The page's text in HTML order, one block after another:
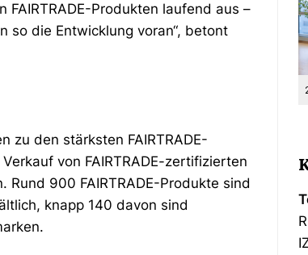
Produkten laufend aus –
so die Entwicklung voran“, betont
zu den stärksten FAIRTRADE-
von FAIRTRADE-zertifizierten
900 FAIRTRADE-Produkte sind
knapp 140 davon sind